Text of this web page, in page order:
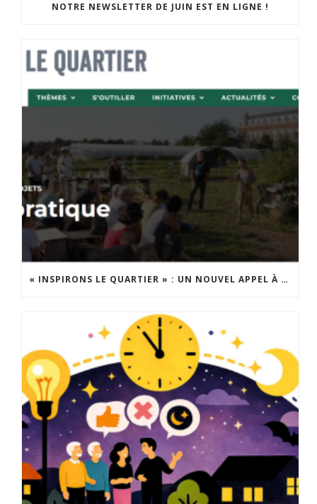
NOTRE NEWSLETTER DE JUIN EST EN LIGNE !
« INSPIRONS LE QUARTIER » : UN NOUVEL APPEL À PROJETS EST LANCÉ !